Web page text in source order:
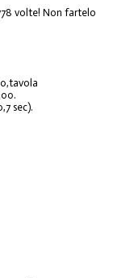
volte! Non fartelo
sec).